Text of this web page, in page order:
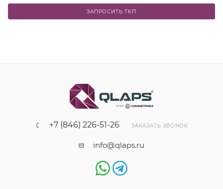
ЗАПРОСИТЬ ТКП
+7 (846) 226-51-26 ЗАКАЗАТЬ ЗВОНОК
info@qlaps.ru